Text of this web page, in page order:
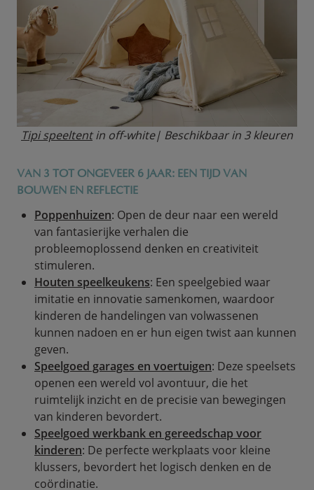
Tipi speeltentin off-white| Beschikbaar in 3 kleuren
VAN 3 TOT ONGEVEER 6 JAAR: EEN TIJD VAN
BOUWEN EN REFLECTIE
Poppenhuizen: Open de deur naar een wereld
van fantasierijke verhalen die
probleemoplossend denken en creativiteit
stimuleren.
Houten speelkeukens: Een speelgebied waar
imitatie en innovatie samenkomen, waardoor
kinderen de handelingen van volwassenen
kunnen nadoen en er hun eigen twist aan kunnen
geven.
Speelgoed garages en voertuigen: Deze speelsets
openen een wereld vol avontuur, die het
ruimtelijk inzicht en de precisie van bewegingen
van kinderen bevordert.
Speelgoed werkbank en gereedschap voor
kinderen: De perfecte werkplaats voor kleine
klussers, bevordert het logisch denken en de
coördinatie.